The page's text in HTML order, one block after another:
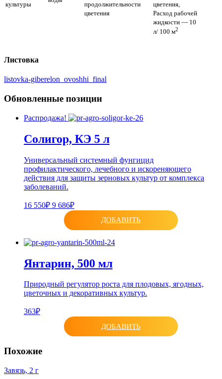
культуры
продолжительности
цветения
цветения,
Расход рабочей
жидкости — 10
л/ 100 м2
Листовка
listovka-giberelon_ovoshhi_final
Обновленные позиции
Распродажа!
Солигор, КЭ 5 л
Универсальный системный фунгицид
профилактического, лечебного и искореняющего
действия для защиты зерновых культур от комплекса
заболеваний.
16 550₽ 9 686₽
ДОБАВИТЬ
Янтарин, 500 мл
Природный регулятор роста для плодовых, ягодных,
цветочных и декоративных культур.
363₽
ДОБАВИТЬ
Похожие
Завязь, 2 г